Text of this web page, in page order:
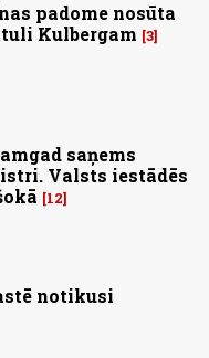
padome nosūta
Kulbergam 3
saņems
Valsts iestādēs
12
notikusi